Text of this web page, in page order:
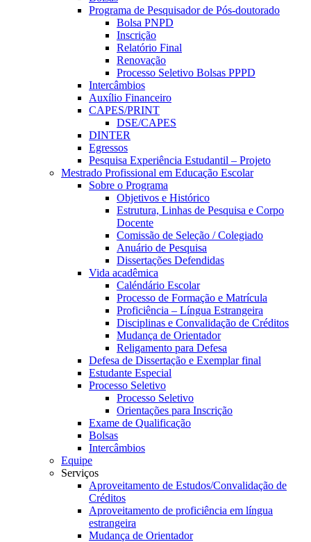
Programa de Pesquisador de Pós-doutorado
Bolsa PNPD
Inscrição
Relatório Final
Renovação
Processo Seletivo Bolsas PPPD
Intercâmbios
Auxílio Financeiro
CAPES/PRINT
DSE/CAPES
DINTER
Egressos
Pesquisa Experiência Estudantil – Projeto
Mestrado Profissional em Educação Escolar
Sobre o Programa
Objetivos e Histórico
Estrutura, Linhas de Pesquisa e Corpo
Docente
Comissão de Seleção / Colegiado
Anuário de Pesquisa
Dissertações Defendidas
Vida acadêmica
Caléndário Escolar
Processo de Formação e Matrícula
Proficiência – Língua Estrangeira
Disciplinas e Convalidação de Créditos
Mudança de Orientador
Religamento para Defesa
Defesa de Dissertação e Exemplar final
Estudante Especial
Processo Seletivo
Processo Seletivo
Orientações para Inscrição
Exame de Qualificação
Bolsas
Intercâmbios
Equipe
Serviços
Aproveitamento de Estudos/Convalidação de
Créditos
Aproveitamento de proficiência em língua
estrangeira
Mudança de Orientador